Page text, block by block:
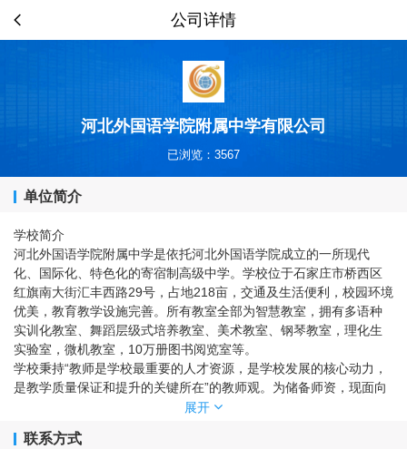
公司详情
河北外国语学院附属中学有限公司
已浏览：3567
单位简介
学校简介
河北外国语学院附属中学是依托河北外国语学院成立的一所现代
化、国际化、特色化的寄宿制高级中学。学校位于石家庄市桥西区
红旗南大街汇丰西路29号，占地218亩，交通及生活便利，校园环境
优美，教育教学设施完善。所有教室全部为智慧教室，拥有多语种
实训化教室、舞蹈层级式培养教室、美术教室、钢琴教室，理化生
实验室，微机教室，10万册图书阅览室等。
学校秉持“教师是学校最重要的人才资源，是学校发展的核心动力，
是教学质量保证和提升的关键所在”的教师观。为储备师资，现面向
展开
联系方式